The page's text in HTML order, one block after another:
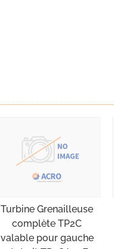
Turbine Grenailleuse
complète TP2C
valable pour gauche